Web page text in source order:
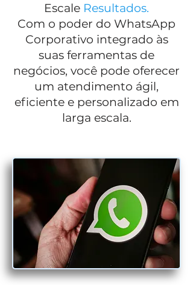
Escale Resultados.
Com o poder do WhatsApp
Corporativo integrado às
suas ferramentas de
negócios, você pode oferecer
um atendimento ágil,
eficiente e personalizado em
larga escala.